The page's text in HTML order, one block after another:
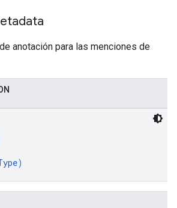
anotación para las menciones de
)